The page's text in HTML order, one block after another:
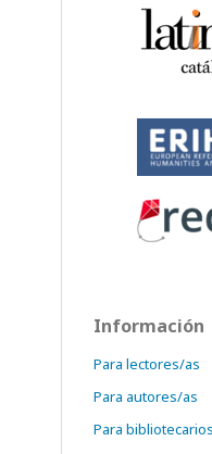
Información
Para lectores/as
Para autores/as
Para